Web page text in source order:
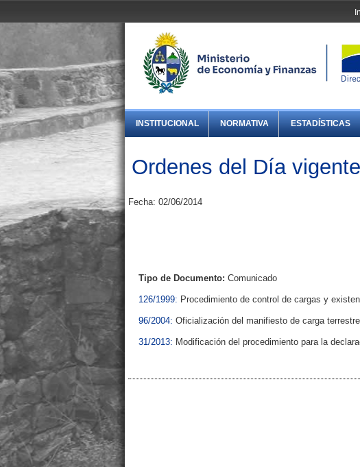
INSTITUCIONAL NORMATIVA ESTADÍSTICAS
Ordenes del Día
Fecha: 02/06/2014
Tipo de Documento: Comunicado
126/1999: Procedimiento de control de cargas y
96/2004: Oficialización del manifiesto de carga
31/2013: Modificación del procedimiento para la